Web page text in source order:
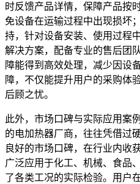
时反馈产品详情，保障产品按
免设备在运输过程中出现损坏
持，针对设备安装、使用过程
解决方案，配备专业的售后团
障能得到高效处理，减少因设
障，不仅能提升用户的采购体
后顾之忧。
此外，市场口碑与实际应用案
的电加热器厂商，往往凭借过
良好的市场口碑，在行业内收
广泛应用于化工、机械、食品
了各类工况的实际检验。用户